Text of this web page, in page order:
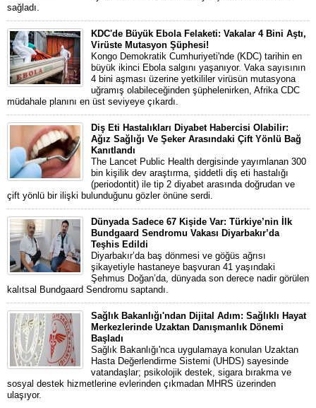
sağladı.
KDC'de Büyük Ebola Felaketi: Vakalar 4 Bini Aştı,
Virüste Mutasyon Şüphesi!
Kongo Demokratik Cumhuriyeti'nde (KDC) tarihin en
büyük ikinci Ebola salgını yaşanıyor. Vaka sayısının
4 bini aşması üzerine yetkililer virüsün mutasyona
uğramış olabileceğinden şüphelenirken, Afrika CDC
müdahale planını en üst seviyeye çıkardı.
Diş Eti Hastalıkları Diyabet Habercisi Olabilir:
Ağız Sağlığı Ve Şeker Arasındaki Çift Yönlü Bağ
Kanıtlandı
The Lancet Public Health dergisinde yayımlanan 300
bin kişilik dev araştırma, şiddetli diş eti hastalığı
(periodontit) ile tip 2 diyabet arasında doğrudan ve
çift yönlü bir ilişki bulunduğunu gözler önüne serdi.
Dünyada Sadece 67 Kişide Var: Türkiye’nin İlk
Bundgaard Sendromu Vakası Diyarbakır’da
Teşhis Edildi
Diyarbakır’da baş dönmesi ve göğüs ağrısı
şikayetiyle hastaneye başvuran 41 yaşındaki
Şehmus Doğan’da, dünyada son derece nadir görülen
kalıtsal Bundgaard Sendromu saptandı.
Sağlık Bakanlığı'ndan Dijital Adım: Sağlıklı Hayat
Merkezlerinde Uzaktan Danışmanlık Dönemi
Başladı
Sağlık Bakanlığı'nca uygulamaya konulan Uzaktan
Hasta Değerlendirme Sistemi (UHDS) sayesinde
vatandaşlar; psikolojik destek, sigara bırakma ve
sosyal destek hizmetlerine evlerinden çıkmadan MHRS üzerinden
ulaşıyor.